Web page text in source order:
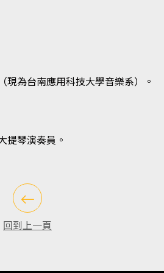
現為台南應用科技大學音樂系）。
提琴演奏員。
回到上一頁